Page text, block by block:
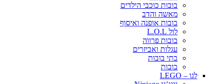
בובות כוכבי הילדים
מאשה והדב
בובות אופנה ואיסוף
לול L.O.L
בובות פרווה
עגלות ואביזרים
בתי בובות
בובות
לגו – LEGO